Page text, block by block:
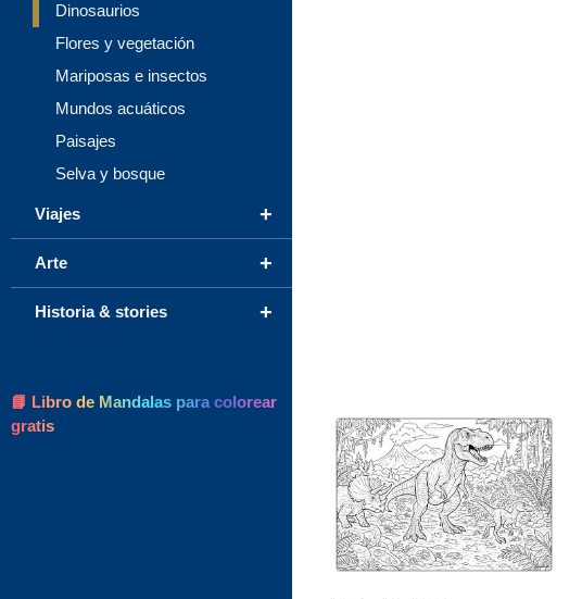
Dinosaurios
Flores y vegetación
Mariposas e insectos
Mundos acuáticos
Paisajes
Selva y bosque
+
Viajes
+
Arte
+
Historia & stories
📘 Libro de Mandalas para colorear
gratis